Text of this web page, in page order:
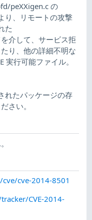
peXXigen.c の
り、リモートの攻撃
た
介して、サービス拒
り、他の詳細不明な
実行可能ファイル。
れたパッケージの存
さい。
cve-2014-8501
CVE-2014-